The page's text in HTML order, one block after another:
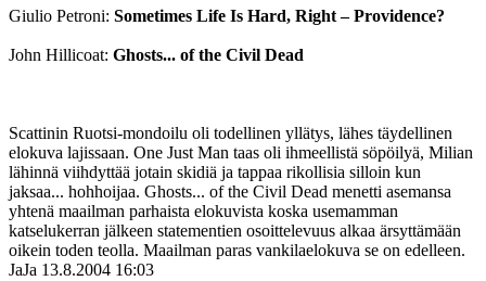
Giulio Petroni: Sometimes Life Is Hard, Right – Providence?
John Hillicoat: Ghosts... of the Civil Dead
Scattinin Ruotsi-mondoilu oli todellinen yllätys, lähes täydellinen
elokuva lajissaan. One Just Man taas oli ihmeellistä söpöilyä, Milian
lähinnä viihdyttää jotain skidiä ja tappaa rikollisia silloin kun
jaksaa... hohhoijaa. Ghosts... of the Civil Dead menetti asemansa
yhtenä maailman parhaista elokuvista koska usemamman
katselukerran jälkeen statementien osoittelevuus alkaa ärsyttämään
oikein toden teolla. Maailman paras vankilaelokuva se on edelleen.
JaJa 13.8.2004 16:03